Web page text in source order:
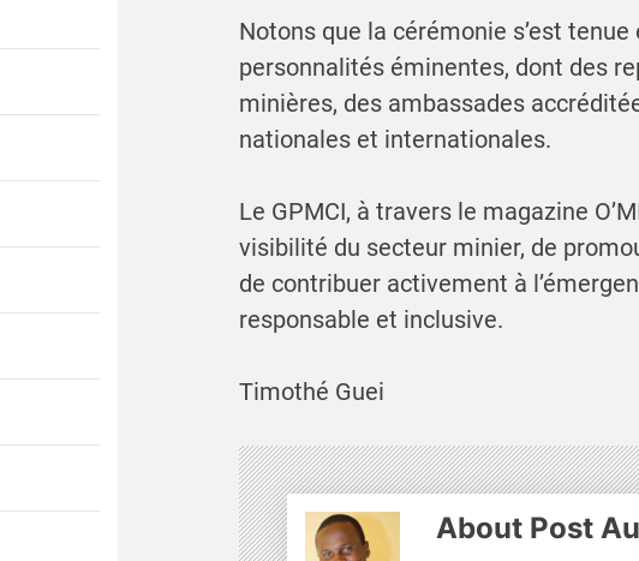
Notons que la cérémonie s’est
personnalités éminentes, dont des
minières, des ambassades
nationales et internationales.
Le GPMCI, à travers le magazine
visibilité du secteur minier, de
de contribuer activement à
responsable et inclusive.
Timothé Guei
About Post